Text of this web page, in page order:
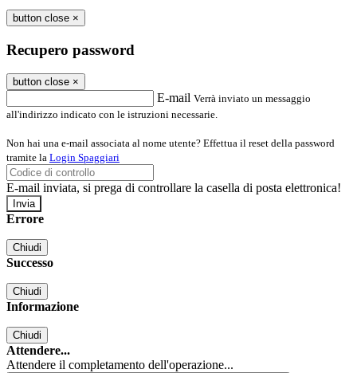
button close ×
Recupero password
button close ×
E-mail Verrà inviato un messaggio
all'indirizzo indicato con le istruzioni necessarie.
Non hai una e-mail associata al nome utente? Effettua il reset della password
tramite la Login Spaggiari
E-mail inviata, si prega di controllare la casella di posta elettronica!
Errore
Chiudi
Successo
Chiudi
Informazione
Chiudi
Attendere...
Attendere il completamento dell'operazione...